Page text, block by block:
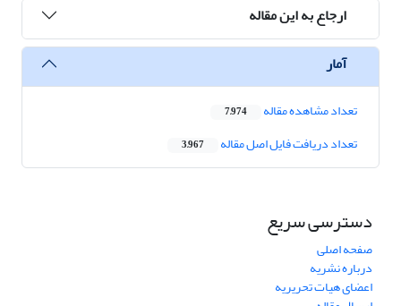
ارجاع به این مقاله
آمار
تعداد مشاهده مقاله 7,974
تعداد دریافت فایل اصل مقاله 3,967
دسترسی سریع
صفحه اصلی
درباره نشریه
اعضای هیات تحریریه